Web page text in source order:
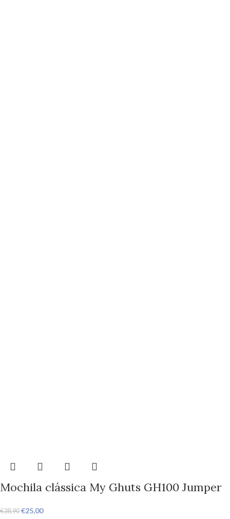
Mochila clássica My Ghuts GH100 Jumper
€38,90 €25,00